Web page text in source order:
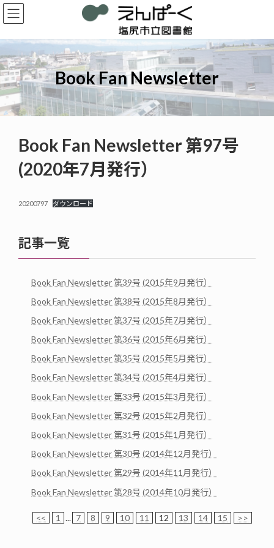
コ
ン
ン
ツ
へ
ス
キ
ッ
プ
ナ
ビ
ー
シ
ョ
ン
に
移
動
Book Fan Newsletter
Book Fan Newsletter 第97号
(2020年7月発行）
20200797 ダウンロード
記事一覧
Book Fan Newsletter 第39号 (2015年9月発行）
Book Fan Newsletter 第38号 (2015年8月発行）
Book Fan Newsletter 第37号 (2015年7月発行）
Book Fan Newsletter 第36号 (2015年6月発行）
Book Fan Newsletter 第35号 (2015年5月発行）
Book Fan Newsletter 第34号 (2015年4月発行）
Book Fan Newsletter 第33号 (2015年3月発行）
Book Fan Newsletter 第32号 (2015年2月発行）
Book Fan Newsletter 第31号 (2015年1月発行）
Book Fan Newsletter 第30号 (2014年12月発行）
Book Fan Newsletter 第29号 (2014年11月発行）
Book Fan Newsletter 第28号 (2014年10月発行）
<< 1 ... 7 8 9 10 11 12 13 14 15 >>